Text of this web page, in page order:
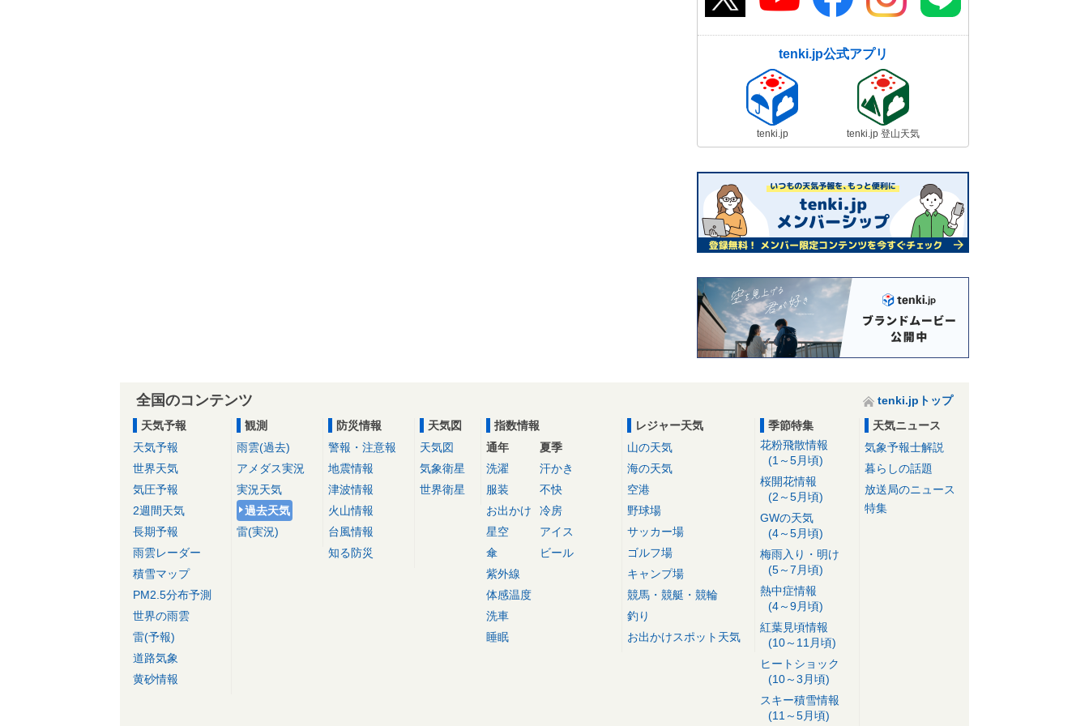
tenki.jp公式アプリ
tenki.jp tenki.jp 登山天気
全国のコンテンツ
tenki.jpトップ
天気予報
天気予報
世界天気
気圧予報
2週間天気
長期予報
雨雲レーダー
積雪マップ
PM2.5分布予測
世界の雨雲
雷(予報)
道路気象
黄砂情報
観測
雨雲(過去)
アメダス実況
実況天気
過去天気
雷(実況)
防災情報
警報・注意報
地震情報
津波情報
火山情報
台風情報
知る防災
天気図
天気図
気象衛星
世界衛星
指数情報
通年
洗濯
服装
お出かけ
星空
傘
紫外線
体感温度
洗車
睡眠
夏季
汗かき
不快
冷房
アイス
ビール
レジャー天気
山の天気
海の天気
空港
野球場
サッカー場
ゴルフ場
キャンプ場
競馬・競艇・競輪
釣り
お出かけスポット天気
季節特集
花粉飛散情報
(1～5月頃)
桜開花情報
(2～5月頃)
GWの天気
(4～5月頃)
梅雨入り・明け
(5～7月頃)
熱中症情報
(4～9月頃)
紅葉見頃情報
(10～11月頃)
ヒートショック
(10～3月頃)
スキー積雪情報
(11～5月頃)
天気ニュース
気象予報士解説
暮らしの話題
放送局のニュース
特集